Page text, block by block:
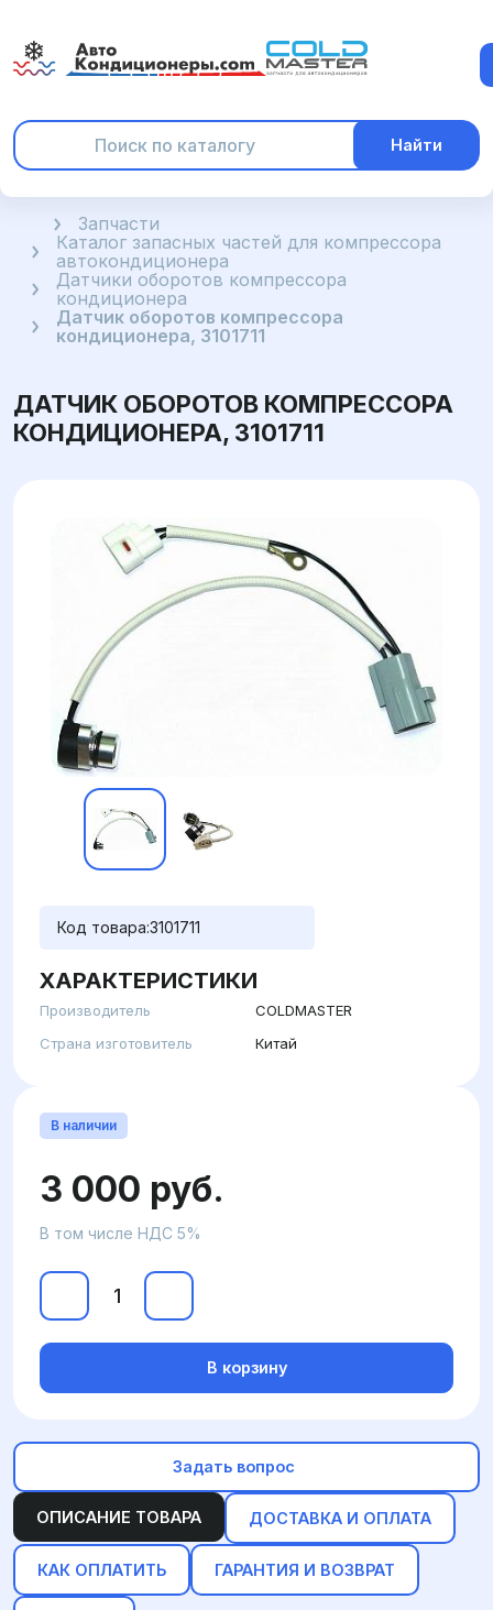
Найти
ГлавнаяЗапчасти
Каталог запасных частей для компрессора
автокондиционера
Датчики оборотов компрессора
кондиционера
Датчик оборотов компрессора
кондиционера, 3101711
ДАТЧИК ОБОРОТОВ КОМПРЕССОРА
КОНДИЦИОНЕРА, 3101711
Код товара:3101711
ХАРАКТЕРИСТИКИ
Производитель
COLDMASTER
Страна изготовитель
Китай
ОПИСАНИЕ ТОВАРА ДОСТАВКА И ОПЛАТА
КАК ОПЛАТИТЬ ГАРАНТИЯ И ВОЗВРАТ
В наличии
3 000 руб.
В том числе НДС 5%
В корзину
Задать вопрос